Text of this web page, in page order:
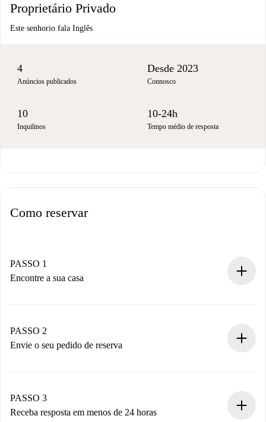
Proprietário Privado
Este senhorio fala Inglês
4
Anúncios publicados
Desde 2023
Connosco
10
Inquilinos
10-24h
Tempo médio de resposta
Como reservar
PASSO 1
Encontre a sua casa
Você tem todas as informações necessárias
antecipadamente.
PASSO 2
Envie o seu pedido de reserva
Não cobramos nada até que o proprietário confirme.
PASSO 3
Receba resposta em menos de 24 horas